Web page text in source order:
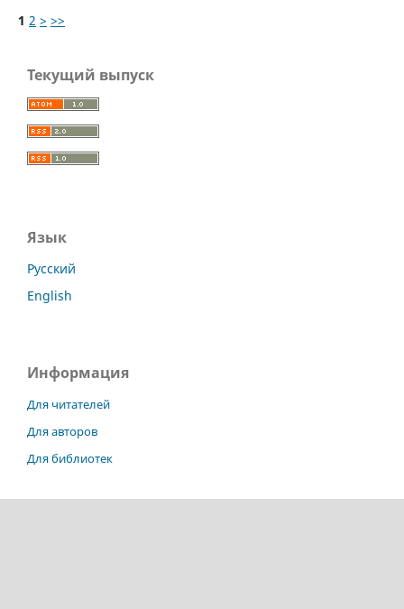
1 2 > >>
Текущий выпуск
Язык
Русский
English
Информация
Для читателей
Для авторов
Для библиотек